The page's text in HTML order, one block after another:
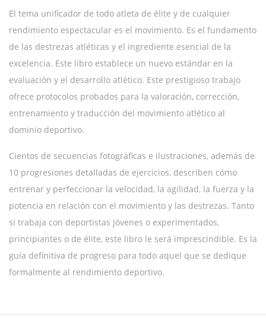
El tema unificador de todo atleta de élite y de cualquier
rendimiento espectacular es el movimiento. Es el fundamento
de las destrezas atléticas y el ingrediente esencial de la
excelencia. Este libro establece un nuevo estándar en la
evaluación y el desarrollo atlético. Este prestigioso trabajo
ofrece protocolos probados para la valoración, corrección,
entrenamiento y traducción del movimiento atlético al
dominio deportivo.
Cientos de secuencias fotográficas e ilustraciones, además de
10 progresiones detalladas de ejercicios, describen cómo
entrenar y perfeccionar la velocidad, la agilidad, la fuerza y la
potencia en relación con el movimiento y las destrezas. Tanto
si trabaja con deportistas jóvenes o experimentados,
principiantes o de élite, este libro le será imprescindible. Es la
guía definitiva de progreso para todo aquel que se dedique
formalmente al rendimiento deportivo.